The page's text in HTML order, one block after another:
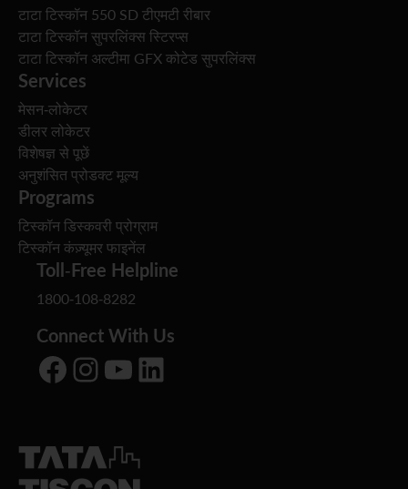
टाटा टिस्कॉन 550 SD टीएमटी रीबार
टाटा टिस्कॉन सुपरलिंक्स स्टिरप्स
टाटा टिस्कॉन अल्टीमा GFX कोटेड सुपरलिंक्स
Services
मेसन-लोकेटर
डीलर लोकेटर
विशेषज्ञ से पूछें
अनुशंसित प्रोडक्ट मूल्य
Programs
टिस्कॉन डिस्कवरी प्रोग्राम
टिस्कॉन कंज़्यूमर फाइनेंल
Toll-Free Helpline
1800-108-8282
Connect With Us
Facebook Instagram YouTube LinkedIn